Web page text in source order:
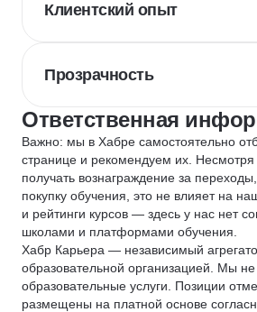
Клиентский опыт
Прозрачность
Ответственная
Важно: мы в Хабре самостоятельно
странице и рекомендуем их.
получать вознаграждение за
покупку обучения, это не влияет на
и рейтинги курсов — здесь у нас нет
школами и платформами обучения.
Хабр Карьера — независимый
образовательной организацией. Мы
образовательные услуги. Позиции
размещены на платной основе